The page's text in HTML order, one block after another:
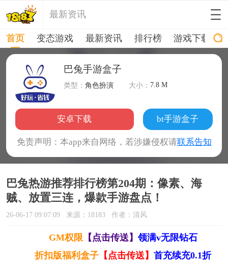
最新资讯
首页 变态游戏 最新资讯 排行榜 游戏下载
巴兔手游盒子
类型：角色扮演 大小： 7.8 M
安卓下载 bt手游盒子
免责声明：本app来自网络，若涉嫌侵权请联系告知
巴兔热游推荐排行榜第204期：像素、海
贼、放置三连，爆款手游盘点！
26-06-17 09:07:09 来源：18183 作者：清风
GM权限 【点击传送】 领满v无限钻石
折扣版福利盒子 【点击传送】首充续充0.1折